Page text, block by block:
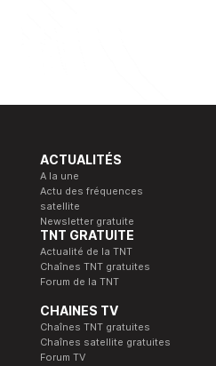
ACTUALITÉS
A la une
Actu des fréquences
satellite
Newsletter gratuite
TNT GRATUITE
Actualité de la TNT
Chaînes TNT gratuites
Forum de la TNT
CHAINES TV
Chaînes TNT gratuites
Chaînes satellite gratuites
Forum TV